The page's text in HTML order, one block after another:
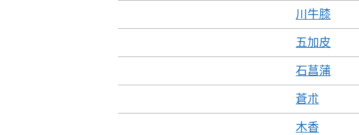
川牛膝
五加皮
石菖蒲
蒼朮
木香